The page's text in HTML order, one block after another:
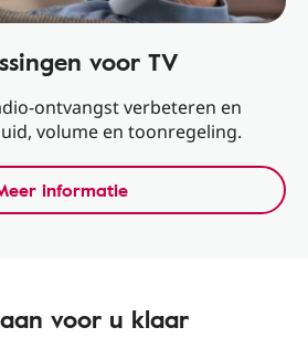
voor TV
ontvangst verbeteren en
volume en toonregeling.
informatie
voor u klaar